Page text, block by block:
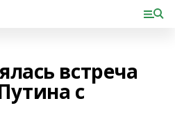
встреча
с